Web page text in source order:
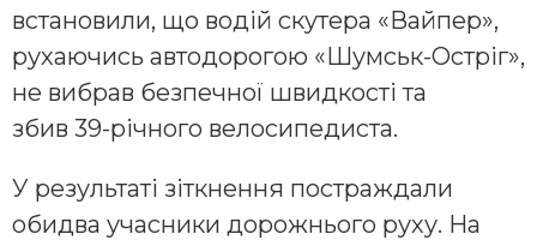
встановили, що водій скутера «Вайпер»,
рухаючись автодорогою «Шумськ-Остріг»,
не вибрав безпечної швидкості та
збив 39-річного велосипедиста.
У результаті зіткнення постраждали
обидва учасники дорожнього руху. На